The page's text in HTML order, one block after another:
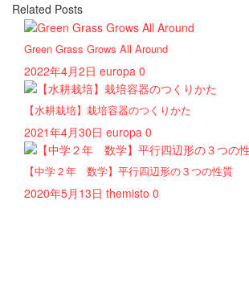
Related Posts
Green Grass Grows All Around
2022年4月2日 europa 0
【水耕栽培】栽培容器のつくりかた
2021年4月30日 europa 0
【中学２年 数学】平行四辺形の３つの性質
2020年5月13日 themisto 0